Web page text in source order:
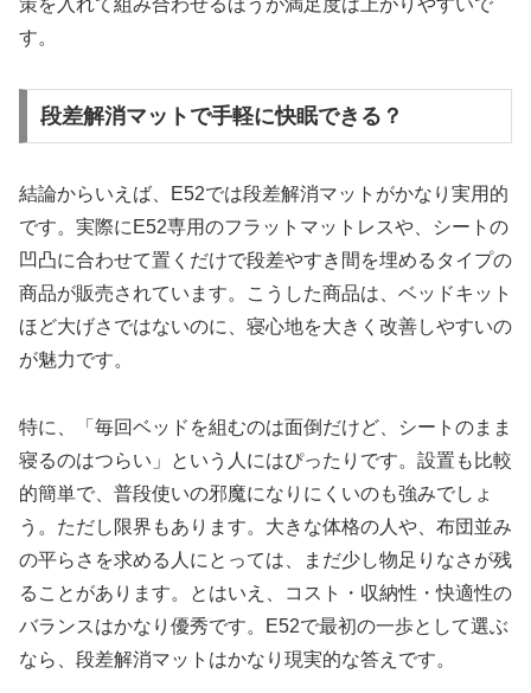
策を入れて組み合わせるほうが満足度は上がりやすいで
す。
段差解消マットで手軽に快眠できる？
結論からいえば、E52では段差解消マットがかなり実用的
です。実際にE52専用のフラットマットレスや、シートの
凹凸に合わせて置くだけで段差やすき間を埋めるタイプの
商品が販売されています。こうした商品は、ベッドキット
ほど大げさではないのに、寝心地を大きく改善しやすいの
が魅力です。
特に、「毎回ベッドを組むのは面倒だけど、シートのまま
寝るのはつらい」という人にはぴったりです。設置も比較
的簡単で、普段使いの邪魔になりにくいのも強みでしょ
う。ただし限界もあります。大きな体格の人や、布団並み
の平らさを求める人にとっては、まだ少し物足りなさが残
ることがあります。とはいえ、コスト・収納性・快適性の
バランスはかなり優秀です。E52で最初の一歩として選ぶ
なら、段差解消マットはかなり現実的な答えです。